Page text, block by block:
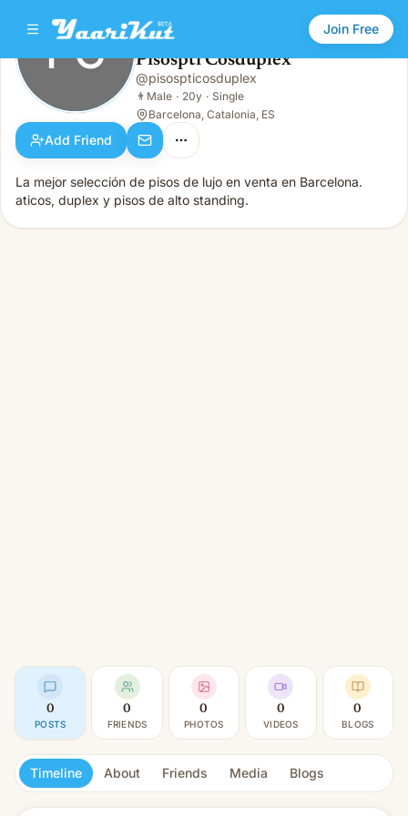
Join Free
PC Pisospti Cosduplex
Male · 20y · Single
PC Pisospti Cosduplex
@pisospticosduplex
👨 Male · 20y · Single
Barcelona, Catalonia, ES
Add Friend
La mejor selección de pisos de lujo en venta en Barcelona.
aticos, duplex y pisos de alto standing.
0
POSTS
0
FRIENDS
0
PHOTOS
0
VIDEOS
0
BLOGS
Timeline About Friends Media Blogs